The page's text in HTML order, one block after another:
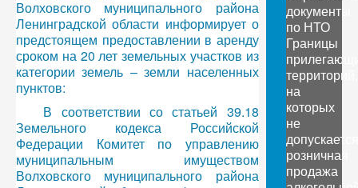
Волховского муниципального района
Ленинградской области информирует о
предстоящем предоставлении в аренду
сроком на 20 лет земельных участков из
категории земель – земли населенных
пунктов:
В соответствии со статьей 39.18
Земельного кодекса Российской
Федерации Комитет по управлению
муниципальным имуществом
Волховского муниципального района
документы
по НТО
Границы
территорий,
на
которых
не
допускается
розничная
продажа